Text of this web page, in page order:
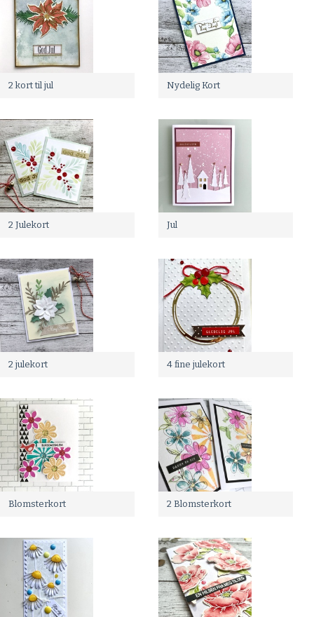
2 kort til jul Nydelig Kort
2 Julekort Jul
2 julekort 4 fine julekort
Blomsterkort 2 Blomsterkort